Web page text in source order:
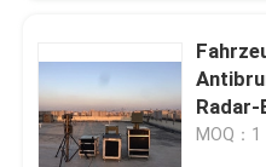
MOQ：1